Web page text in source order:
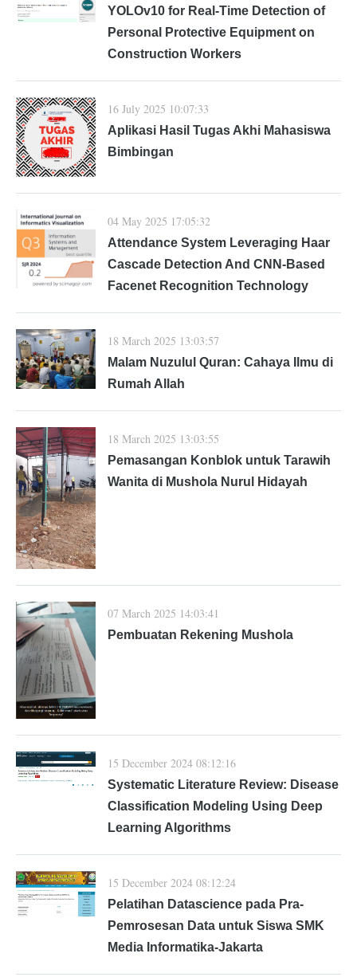
YOLOv10 for Real-Time Detection of
Personal Protective Equipment on
Construction Workers
16 July 2025 10:07:33
Aplikasi Hasil Tugas Akhi Mahasiswa
Bimbingan
04 May 2025 17:05:32
Attendance System Leveraging Haar
Cascade Detection And CNN-Based
Facenet Recognition Technology
18 March 2025 13:03:57
Malam Nuzulul Quran: Cahaya Ilmu di
Rumah Allah
18 March 2025 13:03:55
Pemasangan Konblok untuk Tarawih
Wanita di Mushola Nurul Hidayah
07 March 2025 14:03:41
Pembuatan Rekening Mushola
15 December 2024 08:12:16
Systematic Literature Review: Disease
Classification Modeling Using Deep
Learning Algorithms
15 December 2024 08:12:24
Pelatihan Datascience pada Pra-
Pemrosesan Data untuk Siswa SMK
Media Informatika-Jakarta